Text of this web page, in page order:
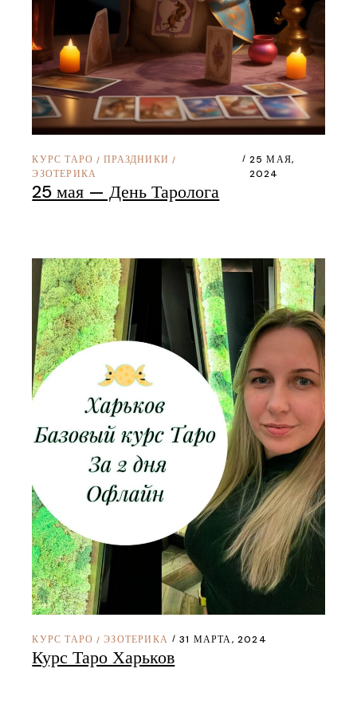
КУРС ТАРО /ПРАЗДНИКИ /
ЭЗОТЕРИКА
25 МАЯ,
2024
25 мая — День Таролога
КУРС ТАРО /ЭЗОТЕРИКА 31 МАРТА, 2024
Курс Таро Харьков